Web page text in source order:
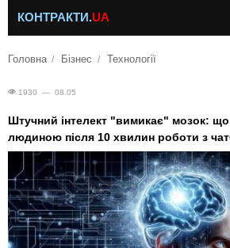
КОНТРАКТИ.UA
Головна Бізнес Технології
1930 — 08.05
Штучний інтелект "вимикає" мозок: що
людиною після 10 хвилин роботи з